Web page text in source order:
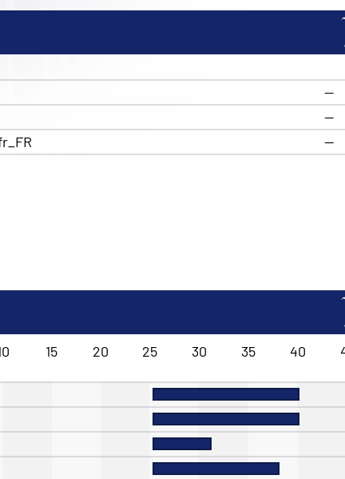
—
—
—
15 20 25 30 35 40